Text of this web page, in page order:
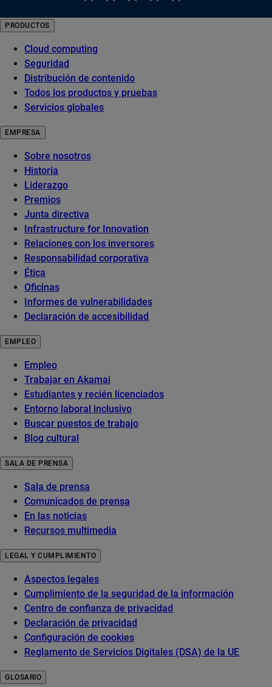
PRODUCTOS
Cloud computing
Seguridad
Distribución de contenido
Todos los productos y pruebas
Servicios globales
EMPRESA
Sobre nosotros
Historia
Liderazgo
Premios
Junta directiva
Infrastructure for Innovation
Relaciones con los inversores
Responsabilidad corporativa
Ética
Oficinas
Informes de vulnerabilidades
Declaración de accesibilidad
EMPLEO
Empleo
Trabajar en Akamai
Estudiantes y recién licenciados
Entorno laboral inclusivo
Buscar puestos de trabajo
Blog cultural
SALA DE PRENSA
Sala de prensa
Comunicados de prensa
En las noticias
Recursos multimedia
LEGAL Y CUMPLIMIENTO
Aspectos legales
Cumplimiento de la seguridad de la información
Centro de confianza de privacidad
Declaración de privacidad
Configuración de cookies
Reglamento de Servicios Digitales (DSA) de la UE
GLOSARIO